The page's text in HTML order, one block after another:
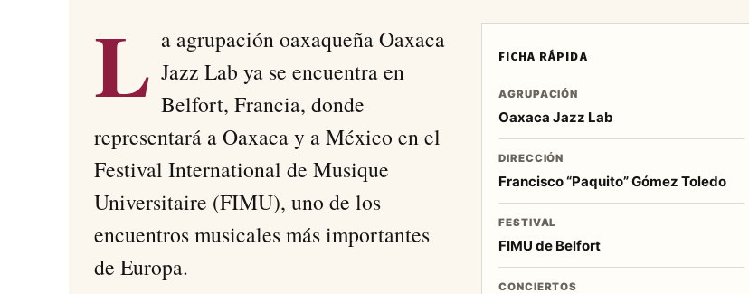
L a agrupación oaxaqueña Oaxaca
Jazz Lab ya se encuentra en
Belfort, Francia, donde
representará a Oaxaca y a México en el
Festival International de Musique
Universitaire (FIMU), uno de los
encuentros musicales más importantes
de Europa.
FICHA RÁPIDA
AGRUPACIÓN
Oaxaca Jazz Lab
DIRECCIÓN
Francisco “Paquito” Gómez Toledo
FESTIVAL
FIMU de Belfort
CONCIERTOS